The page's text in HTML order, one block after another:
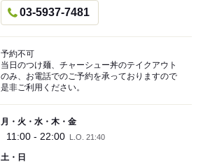
03-5937-7481
予約不可
当日のつけ麺、チャーシュー丼のテイクアウト
のみ、お電話でのご予約を承っておりますので
是非ご利用ください。
月・火・水・木・金
11:00 - 22:00 L.O. 21:40
土・日